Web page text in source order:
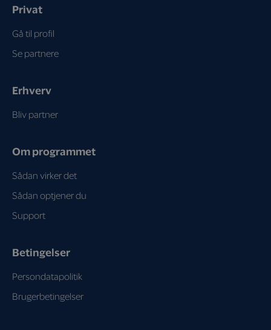
Privat
Gå til profil
Se partnere
Erhverv
Bliv partner
Om programmet
Sådan virker det
Sådan optjener du
Support
Betingelser
Persondatapolitik
Brugerbetingelser